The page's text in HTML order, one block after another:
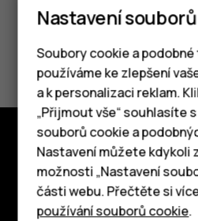
Chytré
Tlačítkové
Tablety
Pomohlo vám to?
Ano Ne
Prozkoumat
O nás
Nastavení
Soubory cookie a
používáme ke zlepšení
a k personalizaci reklam.
„Přijmout vše“ souhlasíte
souborů cookie a
Nastavení můžete kdykoli
možnosti „Nastavení
části webu. Přečtěte si
používání souborů cookie.